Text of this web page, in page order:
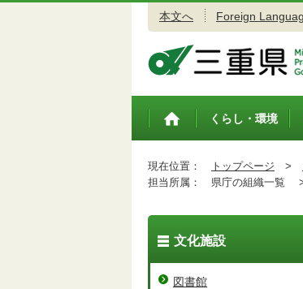
本文へ Foreign
トップペ
くらし・環境
現在位置： トップページ >
担当所属：
県庁の組織一覧
文化施設
図書館